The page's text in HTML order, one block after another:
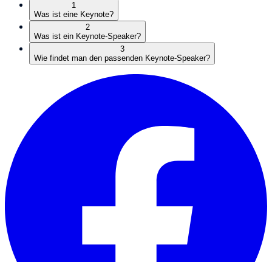
1
Was ist eine Keynote?
2
Was ist ein Keynote-Speaker?
3
Wie findet man den passenden Keynote-Speaker?